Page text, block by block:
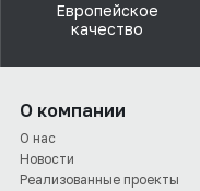
Европейское
качество
О компании
О нас
Новости
Реализованные проекты